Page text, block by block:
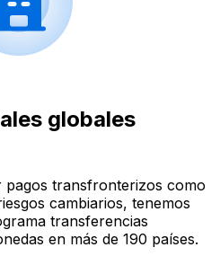
globales
pagos transfronterizos como
cambiarios, tenemos
transferencias
en más de 190 países.